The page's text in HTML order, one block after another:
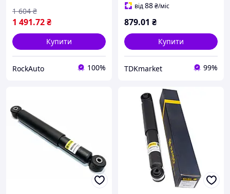
1 491.72₴
1 604 ₴
Купити
RockAuto 100%
від88₴/міс
879.01 ₴
Купити
TDKmarket 99%